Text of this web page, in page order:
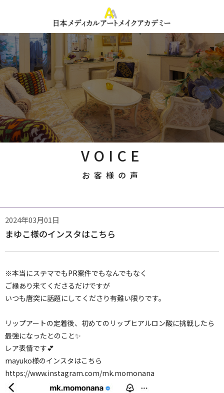
VOICE
お客様の声
2024年03月01日
まゆこ様のインスタはこちら
※本当にステマでもPR案件でもなんでもなく
ご縁あり来てくださるだけですが
いつも唐突に話題にしてくださり有難い限りです。
リップアートの定着後、初めてのリップヒアルロン酸に挑戦したら
最強になったとのこと✨
レア表情です💕
mayuko様のインスタはこちら
https://www.instagram.com/mk.momonana